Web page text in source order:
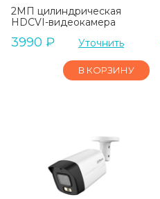
2МП цилиндрическая
HDCVI-видеокамера
3990 ₽ Уточнить
В КОРЗИНУ